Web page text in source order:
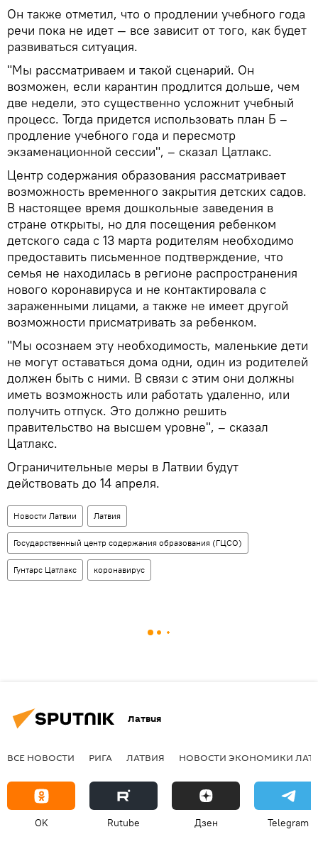
Он также отметил, что о продлении учебного года
речи пока не идет — все зависит от того, как будет
развиваться ситуация.
"Мы рассматриваем и такой сценарий. Он
возможен, если карантин продлится дольше, чем
две недели, это существенно усложнит учебный
процесс. Тогда придется использовать план Б –
продление учебного года и пересмотр
экзаменационной сессии", – сказал Цатлакс.
Центр содержания образования рассматривает
возможность временного закрытия детских садов.
В настоящее время дошкольные заведения в
стране открыты, но для посещения ребенком
детского сада с 13 марта родителям необходимо
предоставить письменное подтверждение, что
семья не находилась в регионе распространения
нового коронавируса и не контактировала с
зараженными лицами, а также не имеет другой
возможности присматривать за ребенком.
"Мы осознаем эту необходимость, маленькие дети
не могут оставаться дома одни, один из родителей
должен быть с ними. В связи с этим они должны
иметь возможность или работать удаленно, или
получить отпуск. Это должно решить
правительство на высшем уровне", – сказал
Цатлакс.
Ограничительные меры в Латвии будут
действовать до 14 апреля.
Новости Латвии Латвия
Государственный центр содержания образования (ГЦСО)
Гунтарс Цатлакс коронавирус
Латвия
ВСЕ НОВОСТИ РИГА ЛАТВИЯ НОВОСТИ ЭКОНОМИКИ
OK Rutube Дзен Telegram